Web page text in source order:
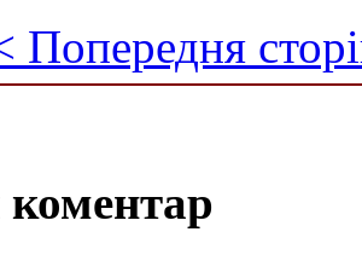
Попередня